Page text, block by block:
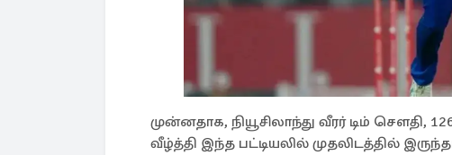
முன்னதாக, நியூசிலாந்து வீரர் டிம் சௌதி,
வீழ்த்தி இந்த பட்டியலில் முதலிடத்தில்